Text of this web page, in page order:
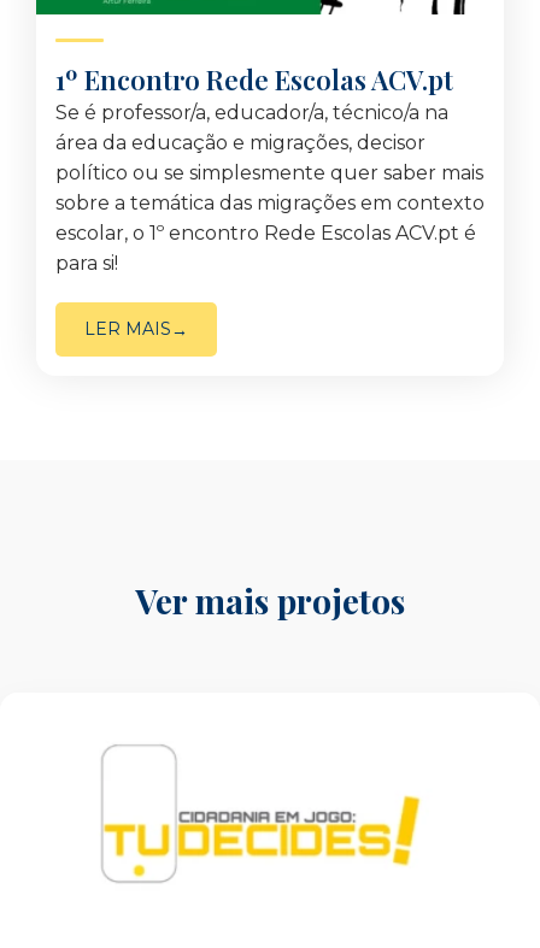
1º Encontro Rede Escolas ACV.pt
Se é professor/a, educador/a, técnico/a na
área da educação e migrações, decisor
político ou se simplesmente quer saber mais
sobre a temática das migrações em contexto
escolar, o 1º encontro Rede Escolas ACV.pt é
para si!
LER MAIS
Ver mais projetos